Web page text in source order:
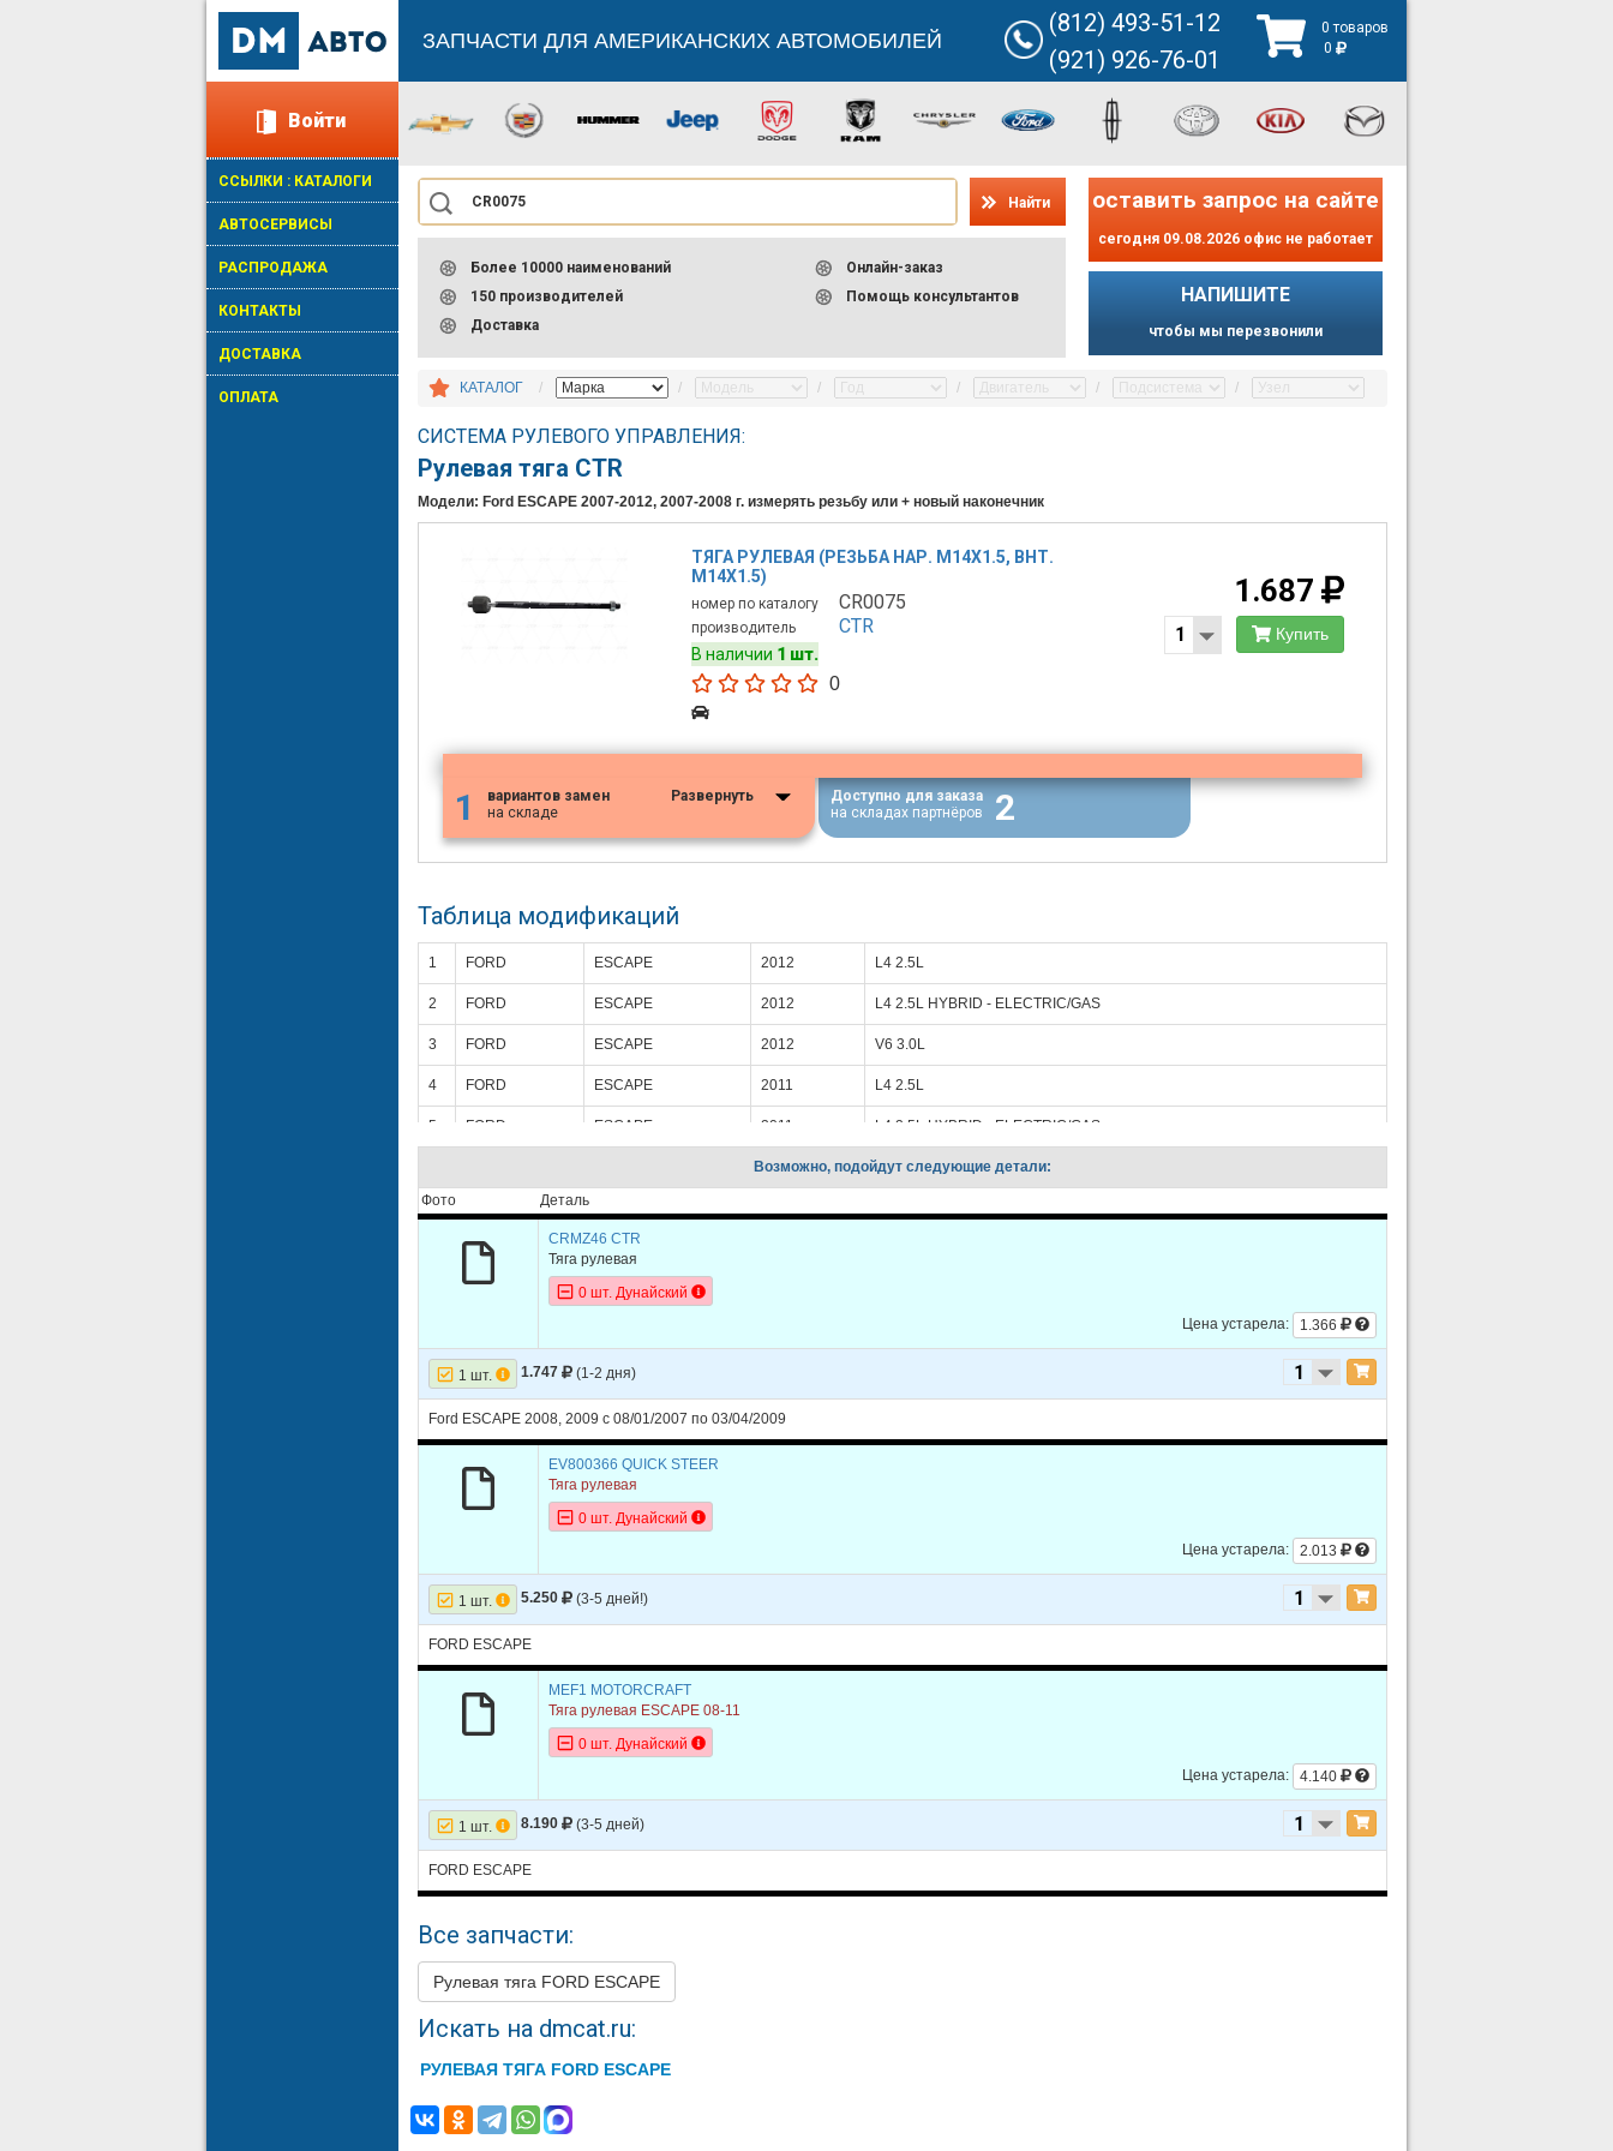
Войти
ССЫЛКИ : КАТАЛОГИ
АВТОСЕРВИСЫ
РАСПРОДАЖА
КОНТАКТЫ
ДОСТАВКА
ОПЛАТА
ЗАПЧАСТИ ДЛЯ АМЕРИКАНСКИХ АВТОМОБИЛЕЙ
(812) 493-51-12
(921) 926-76-01
0 товаров
0
Найти
Более 10000 наименований
150 производителей
Доставка
Онлайн-заказ
Помощь консультантов
оставить запрос на сайте
сегодня 09.08.2026 офис не работает
НАПИШИТЕ
чтобы мы перезвонили
КАТАЛОГ
СИСТЕМА РУЛЕВОГО УПРАВЛЕНИЯ:
Рулевая тяга CTR
Модели: Ford ESCAPE 2007-2012, 2007-2008 г. измерять резьбу или + новый наконечник
ТЯГА РУЛЕВАЯ (РЕЗЬБА НАР. М14Х1.5, ВНТ.
М14Х1.5)
номер по каталогу CR0075
производитель CTR
В наличии 1 шт.
0
1.687
Купить
1
вариантов замен
на складе
Развернуть
Доступно для заказа
на складах партнёров
2
Таблица модификаций
1 FORD ESCAPE 2012 L4 2.5L
2 FORD ESCAPE 2012 L4 2.5L HYBRID - ELECTRIC/GAS
3 FORD ESCAPE 2012 V6 3.0L
4 FORD ESCAPE 2011 L4 2.5L
5 FORD ESCAPE 2011 L4 2.5L HYBRID - ELECTRIC/GAS
2011 V6 3.0L
7
FORD ESCAPE
FORD ESCAPE
11 FORD ESCAPE
12 FORD ESCAPE 2009
ESCAPE
ESCAPE
16 FORD ESCAPE 2007 L4 2.3L
17 FORD
Возможно, подойдут следующие детали:
Фото
Деталь
CRMZ46 CTR
Тяга рулевая
0 шт. Дунайский
Цена устарела:
1.366
1 шт. 1.747 (1-2 дня)
Ford ESCAPE 2008, 2009 с 08/01/2007 по 03/04/2009
EV800366 QUICK STEER
Тяга рулевая
0 шт. Дунайский
Цена устарела:
2.013
1 шт. 5.250 (3-5 дней!)
FORD ESCAPE
MEF1 MOTORCRAFT
Тяга рулевая ESCAPE 08-11
0 шт. Дунайский
Цена устарела:
4.140
1 шт. 8.190 (3-5 дней)
FORD ESCAPE
Все запчасти:
Рулевая тяга FORD ESCAPE
Искать на dmcat.ru:
РУЛЕВАЯ ТЯГА FORD ESCAPE